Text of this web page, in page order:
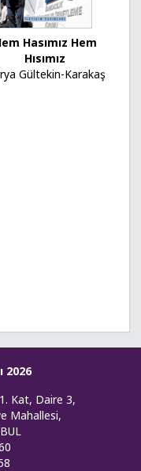
Hasımız Hem
Hısımız
Gültekin-Karakaş
2026
Kat, Daire 3,
Mahallesi,